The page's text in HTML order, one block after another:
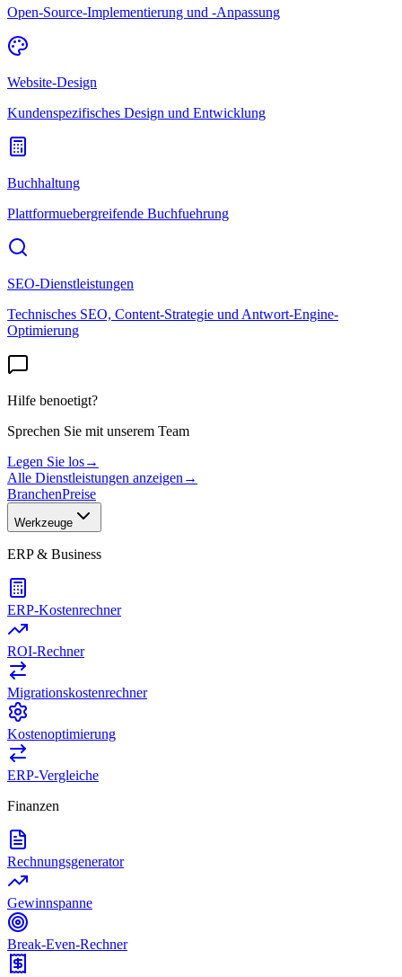
Open-Source-Implementierung und -Anpassung
Website-Design
Kundenspezifisches Design und Entwicklung
Buchhaltung
Plattformuebergreifende Buchfuehrung
SEO-Dienstleistungen
Technisches SEO, Content-Strategie und Antwort-Engine-
Optimierung
Hilfe benoetigt?
Sprechen Sie mit unserem Team
Legen Sie los→
Alle Dienstleistungen anzeigen →
BranchenPreise
Werkzeuge
ERP & Business
ERP-Kostenrechner
ROI-Rechner
Migrationskostenrechner
Kostenoptimierung
ERP-Vergleiche
Finanzen
Rechnungsgenerator
Gewinnspanne
Break-Even-Rechner